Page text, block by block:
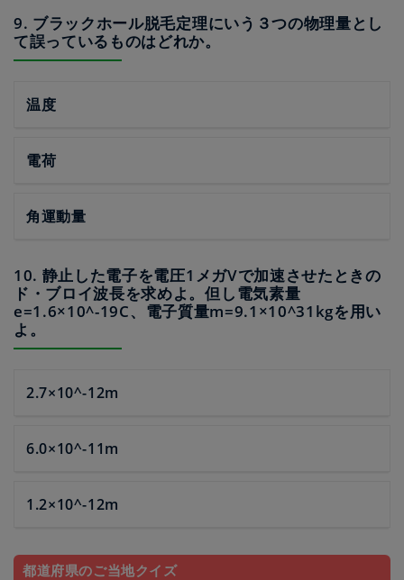
9. ブラックホール脱毛定理にいう３つの物理量とし
て誤っているものはどれか。
温度
電荷
角運動量
10. 静止した電子を電圧1メガVで加速させたときの
ド・ブロイ波長を求めよ。但し電気素量
e=1.6×10^-19C、電子質量m=9.1×10^31kgを用い
よ。
2.7×10^-12m
6.0×10^-11m
1.2×10^-12m
都道府県のご当地クイズ